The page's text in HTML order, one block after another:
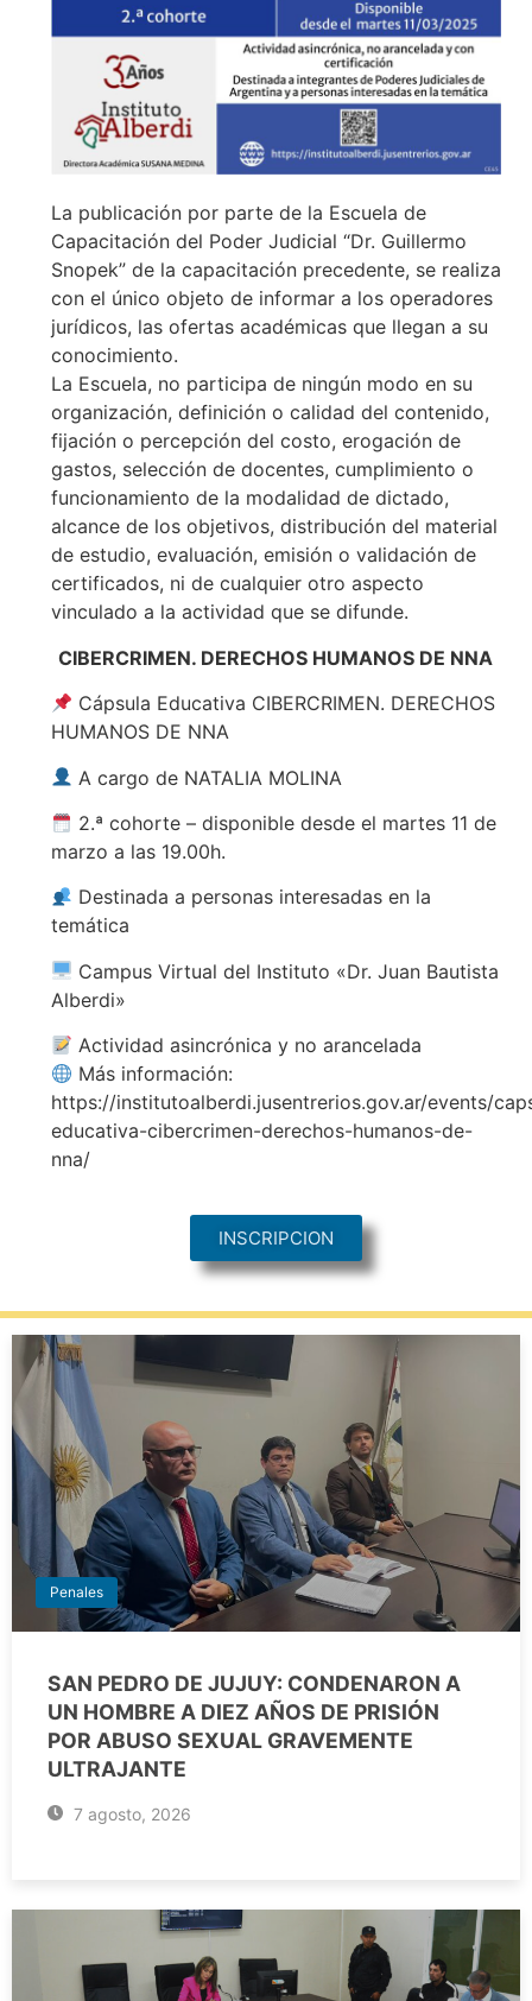
La publicación por parte de la Escuela de
Capacitación del Poder Judicial “Dr. Guillermo
Snopek” de la capacitación precedente, se realiza
con el único objeto de informar a los operadores
jurídicos, las ofertas académicas que llegan a su
conocimiento.
La Escuela, no participa de ningún modo en su
organización, definición o calidad del contenido,
fijación o percepción del costo, erogación de
gastos, selección de docentes, cumplimiento o
funcionamiento de la modalidad de dictado,
alcance de los objetivos, distribución del material
de estudio, evaluación, emisión o validación de
certificados, ni de cualquier otro aspecto
vinculado a la actividad que se difunde.
CIBERCRIMEN. DERECHOS HUMANOS DE NNA
Cápsula Educativa CIBERCRIMEN. DERECHOS
HUMANOS DE NNA
A cargo de NATALIA MOLINA
2.ª cohorte – disponible desde el martes 11 de
marzo a las 19.00h.
Destinada a personas interesadas en la
temática
Campus Virtual del Instituto «Dr. Juan Bautista
Alberdi»
Actividad asincrónica y no arancelada
Más información:
https://institutoalberdi.jusentrerios.gov.ar/events/
educativa-cibercrimen-derechos-humanos-de-
nna/
INSCRIPCION
Penales
SAN PEDRO DE JUJUY: CONDENARON A
UN HOMBRE A DIEZ AÑOS DE PRISIÓN
POR ABUSO SEXUAL GRAVEMENTE
ULTRAJANTE
7 agosto, 2026